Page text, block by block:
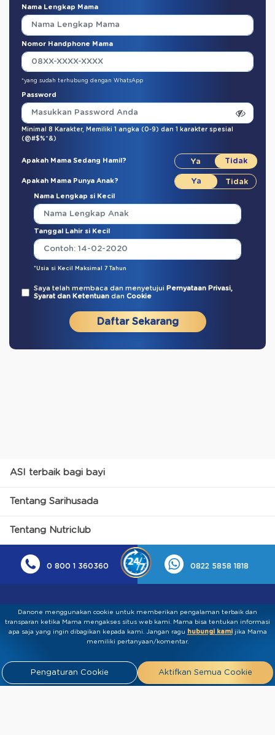
Nama Lengkap Mama
Nomor Handphone Mama
*yang sudah terhubung dengan WhatsApp
Password
Minimal 8 Karakter, Memiliki 1 angka (0-9) dan 1 karakter spesial
(@#$%^&)
Apakah Mama Sedang Hamil?
Apakah Mama Punya Anak?
Nama Lengkap si Kecil
Tanggal Lahir si Kecil
*Usia si Kecil Maksimal 7 Tahun
Saya telah membaca dan menyetujui Pernyataan Privasi,
Syarat dan Ketentuan dan Cookie
Daftar Sekarang
ASI terbaik bagi bayi
Tentang Sarihusada
Tentang Nutriclub
0 800 1 360360 0822 5858 1818
Kebijakan Privasi Syarat & Ketentuan
Tentang Kami
Danone menggunakan cookie untuk memberikan pengalaman terbaik dan
transparan ketika Mama mengakses situs web kami. Mama bisa tentukan informasi
apa saja yang ingin dibagikan kepada kami.​ ​Jangan ragu hubungi kamijika Mama
memiliki pertanyaan/komentar.
Pengaturan Cookie Aktifkan Semua Cookie